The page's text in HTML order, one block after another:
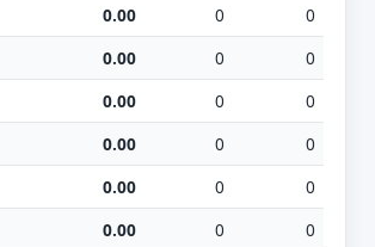
0.00 0
0
0.00 0
0
0.00 0
0
0.00 0
0
0.00 0
0
0.00 0
0